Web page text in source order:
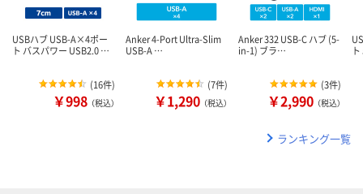
USBハブ USB-A×4ポー
ト バスパワー USB2.0 …
(16件)
￥998 （税込）
Anker 4-Port Ultra-Slim
USB-A …
(7件)
￥1,290 （税込）
Anker 332 USB-C ハブ (5-
in-1) ブラ…
(3件)
￥2,990 （税込）
ランキング一覧